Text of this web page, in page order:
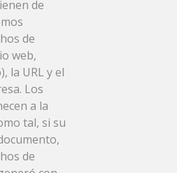
de
de
web,
la URL y el
Los
a la
tal, si su
de